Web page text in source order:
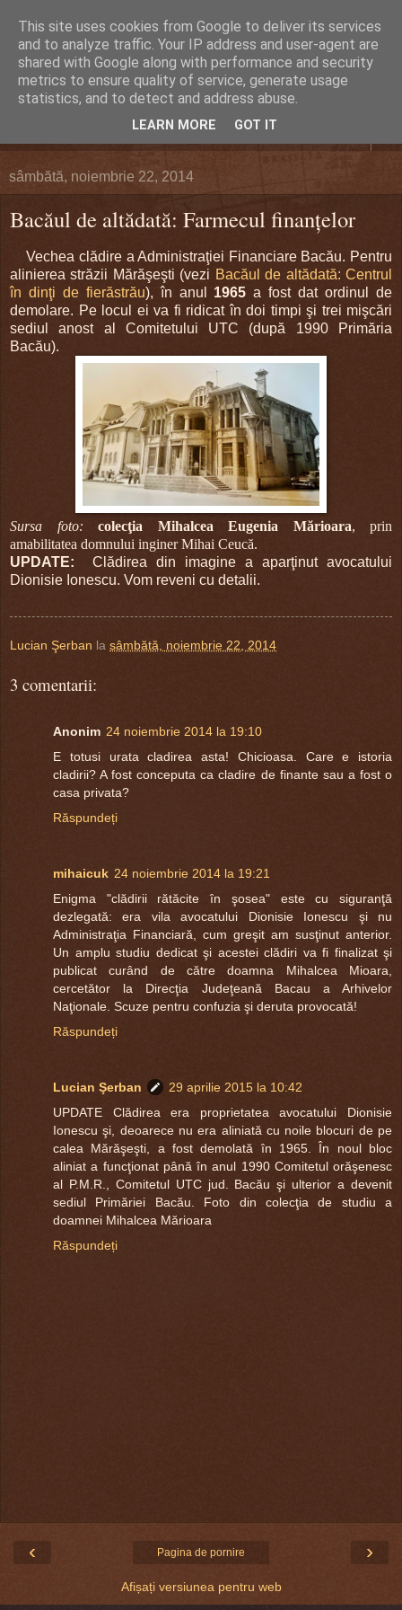
DEFERLĂRI
Despre şi pentru Bacău. Totul la obiect.
sâmbătă, noiembrie 22, 2014
Bacăul de altădată: Farmecul finanţelor
Vechea clădire a Administraţiei Financiare Bacău. Pentru
alinierea străzii Mărăşeşti (vezi Bacăul de altădată: Centrul
în dinţi de fierăstrău), în anul 1965 a fost dat ordinul de
demolare. Pe locul ei va fi ridicat în doi timpi şi trei mişcări
sediul anost al Comitetului UTC (după 1990 Primăria
Bacău).
Sursa foto: colecţia Mihalcea Eugenia Mărioara, prin
amabilitatea domnului inginer Mihai Ceucă.
UPDATE:
Clădirea din imagine a aparţinut avocatului
Dionisie Ionescu. Vom reveni cu detalii.
Lucian Şerban la sâmbătă, noiembrie 22, 2014
3 comentarii:
Anonim 24 noiembrie 2014 la 19:10
E totusi urata cladirea asta! Chicioasa. Care e istoria
cladirii? A fost conceputa ca cladire de finante sau a fost o
casa privata?
Răspundeți
mihaicuk 24 noiembrie 2014 la 19:21
Enigma "clădirii rătăcite în şosea" este cu siguranţă
dezlegată: era vila avocatului Dionisie Ionescu şi nu
Administraţia Financiară, cum greşit am susţinut anterior.
Un amplu studiu dedicat şi acestei clădiri va fi finalizat şi
publicat curând de către doamna Mihalcea Mioara,
cercetător la Direcţia Judeţeană Bacau a Arhivelor
Naţionale. Scuze pentru confuzia şi deruta provocată!
Răspundeți
Lucian Şerban
29 aprilie 2015 la 10:42
UPDATE Clădirea era proprietatea avocatului Dionisie
Ionescu şi, deoarece nu era aliniată cu noile blocuri de pe
calea Mărăşeşti, a fost demolată în 1965. În noul bloc
aliniat a funcţionat până în anul 1990 Comitetul orăşenesc
al P.M.R., Comitetul UTC jud. Bacău şi ulterior a devenit
sediul Primăriei Bacău. Foto din colecţia de studiu a
doamnei Mihalcea Mărioara
Răspundeți
‹ ›
Pagina de pornire
Afișați versiunea pentru web
This site uses cookies from Google to deliver its services
and to analyze traffic. Your IP address and user-agent are
shared with Google along with performance and security
metrics to ensure quality of service, generate usage
statistics, and to detect and address abuse.
LEARN MORE GOT IT